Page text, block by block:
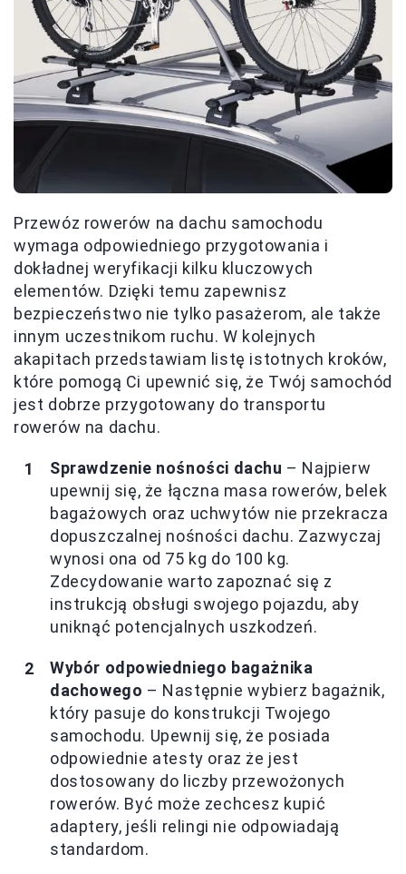
Przewóz rowerów na dachu samochodu
wymaga odpowiedniego przygotowania i
dokładnej weryfikacji kilku kluczowych
elementów. Dzięki temu zapewnisz
bezpieczeństwo nie tylko pasażerom, ale także
innym uczestnikom ruchu. W kolejnych
akapitach przedstawiam listę istotnych kroków,
które pomogą Ci upewnić się, że Twój samochód
jest dobrze przygotowany do transportu
rowerów na dachu.
Sprawdzenie nośności dachu – Najpierw
upewnij się, że łączna masa rowerów, belek
bagażowych oraz uchwytów nie przekracza
dopuszczalnej nośności dachu. Zazwyczaj
wynosi ona od 75 kg do 100 kg.
Zdecydowanie warto zapoznać się z
instrukcją obsługi swojego pojazdu, aby
uniknąć potencjalnych uszkodzeń.
Wybór odpowiedniego bagażnika
dachowego – Następnie wybierz bagażnik,
który pasuje do konstrukcji Twojego
samochodu. Upewnij się, że posiada
odpowiednie atesty oraz że jest
dostosowany do liczby przewożonych
rowerów. Być może zechcesz kupić
adaptery, jeśli relingi nie odpowiadają
standardom.